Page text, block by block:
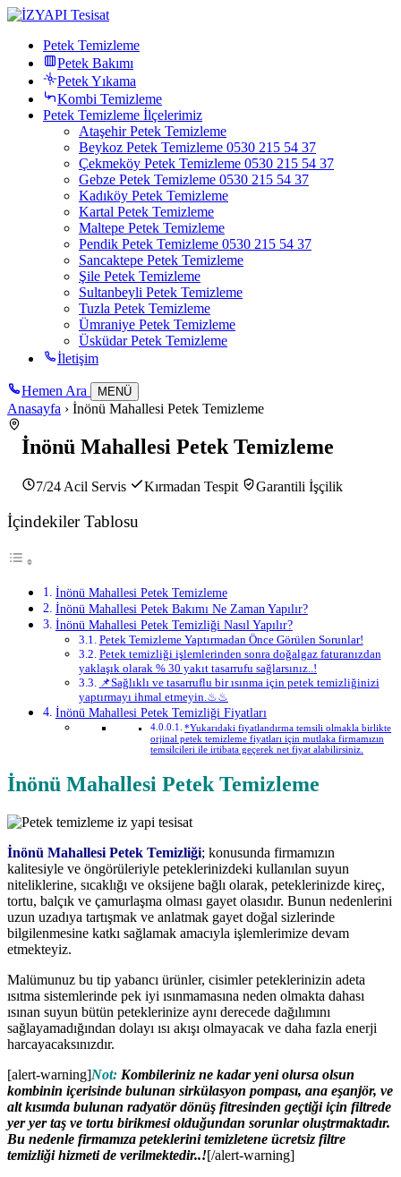
Petek Temizleme
Petek Bakımı
Petek Yıkama
Kombi Temizleme
Petek Temizleme İlçelerimiz
Ataşehir Petek Temizleme
Beykoz Petek Temizleme 0530 215 54 37
Çekmeköy Petek Temizleme 0530 215 54 37
Gebze Petek Temizleme 0530 215 54 37
Kadıköy Petek Temizleme
Kartal Petek Temizleme
Maltepe Petek Temizleme
Pendik Petek Temizleme 0530 215 54 37
Sancaktepe Petek Temizleme
Şile Petek Temizleme
Sultanbeyli Petek Temizleme
Tuzla Petek Temizleme
Ümraniye Petek Temizleme
Üsküdar Petek Temizleme
İletişim
Hemen Ara MENÜ
Anasayfa › İnönü Mahallesi Petek Temizleme
İnönü Mahallesi Petek Temizleme
7/24 Acil Servis Kırmadan Tespit Garantili İşçilik
İçindekiler Tablosu
İnönü Mahallesi Petek Temizleme
İnönü Mahallesi Petek Bakımı Ne Zaman Yapılır?
İnönü Mahallesi Petek Temizliği Nasıl Yapılır?
Petek Temizleme Yaptırmadan Önce Görülen Sorunlar!
Petek temizliği işlemlerinden sonra doğalgaz faturanızdan
yaklaşık olarak % 30 yakıt tasarrufu sağlarsınız..!
📌Sağlıklı ve tasarruflu bir ısınma için petek temizliğinizi
yaptırmayı ihmal etmeyin.♨♨
İnönü Mahallesi Petek Temizliği Fiyatları
*Yukarıdaki fiyatlandırma temsili olmakla birlikte
orjinal petek temizleme fiyatları için mutlaka firmamızın
temsilcileri ile irtibata geçerek net fiyat alabilirsiniz.
İnönü Mahallesi Petek Temizleme
İnönü Mahallesi Petek Temizliği; konusunda firmamızın
kalitesiyle ve öngörüleriyle peteklerinizdeki kullanılan suyun
niteliklerine, sıcaklığı ve oksijene bağlı olarak, peteklerinizde kireç,
tortu, balçık ve çamurlaşma olması gayet olasıdır. Bunun nedenlerini
uzun uzadıya tartışmak ve anlatmak gayet doğal sizlerinde
bilgilenmesine katkı sağlamak amacıyla işlemlerimize devam
etmekteyiz.
Malümunuz bu tip yabancı ürünler, cisimler peteklerinizin adeta
ısıtma sistemlerinde pek iyi ısınmamasına neden olmakta dahası
ısınan suyun bütün peteklerinize aynı derecede dağılımını
sağlayamadığından dolayı ısı akışı olmayacak ve daha fazla enerji
harcayacaksınızdır.
[alert-warning]Not: Kombileriniz ne kadar yeni olursa olsun
kombinin içerisinde bulunan sirkülasyon pompası, ana eşanjör, ve
alt kısımda bulunan radyatör dönüş fitresinden geçtiği için filtrede
yer yer taş ve tortu birikmesi olduğundan sorunlar oluştrmaktadır.
Bu nedenle firmamıza peteklerini temizletene ücretsiz filtre
temizliği hizmeti de verilmektedir..![/alert-warning]